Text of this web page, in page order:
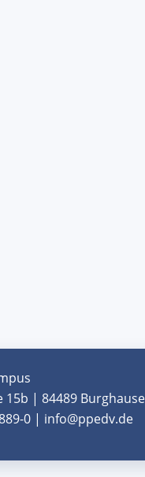
15b | 84489
0 | info@ppedv.de